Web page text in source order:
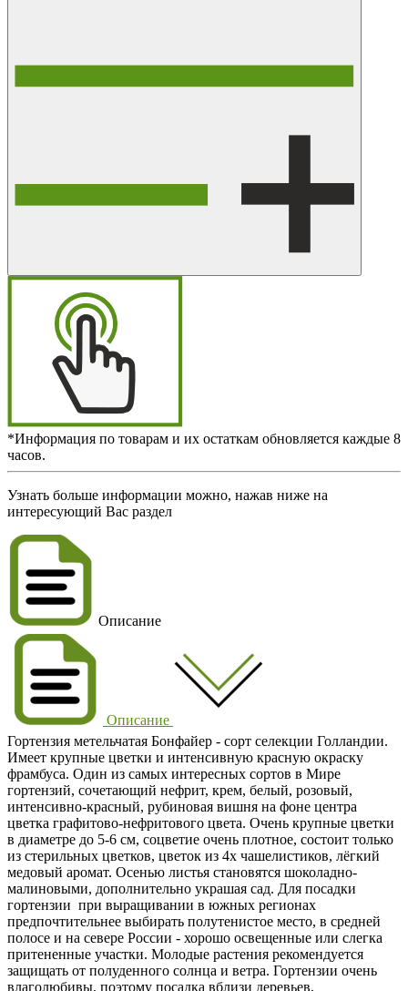
*Информация по товарам и их остаткам обновляется каждые 8
часов.
Узнать больше информации можно, нажав ниже на
интересующий Вас раздел
Описание
Описание
Гортензия метельчатая Бонфайер - сорт селекции Голландии.
Имеет крупные цветки и интенсивную красную окраску
фрамбуса. Один из самых интересных сортов в Мире
гортензий, сочетающий нефрит, крем, белый, розовый,
интенсивно-красный, рубиновая вишня на фоне центра
цветка графитово-нефритового цвета. Очень крупные цветки
в диаметре до 5-6 см, соцветие очень плотное, состоит только
из стерильных цветков, цветок из 4х чашелистиков, лёгкий
медовый аромат. Осенью листья становятся шоколадно-
малиновыми, дополнительно украшая сад. Для посадки
гортензии при выращивании в южных регионах
предпочтительнее выбирать полутенистое место, в средней
полосе и на севере России - хорошо освещенные или слегка
притененные участки. Молодые растения рекомендуется
защищать от полуденного солнца и ветра. Гортензии очень
влаголюбивы, поэтому посадка вблизи деревьев,